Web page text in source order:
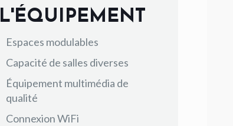
L'ÉQUIPEMENT
Espaces modulables
Capacité de salles diverses
Équipement multimédia de
qualité
Connexion WiFi